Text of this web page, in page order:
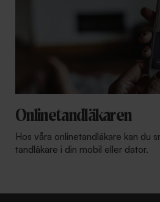
Onlinetandläkaren
Hos våra onlinetandläkare kan du
tandläkare i din mobil eller dator.